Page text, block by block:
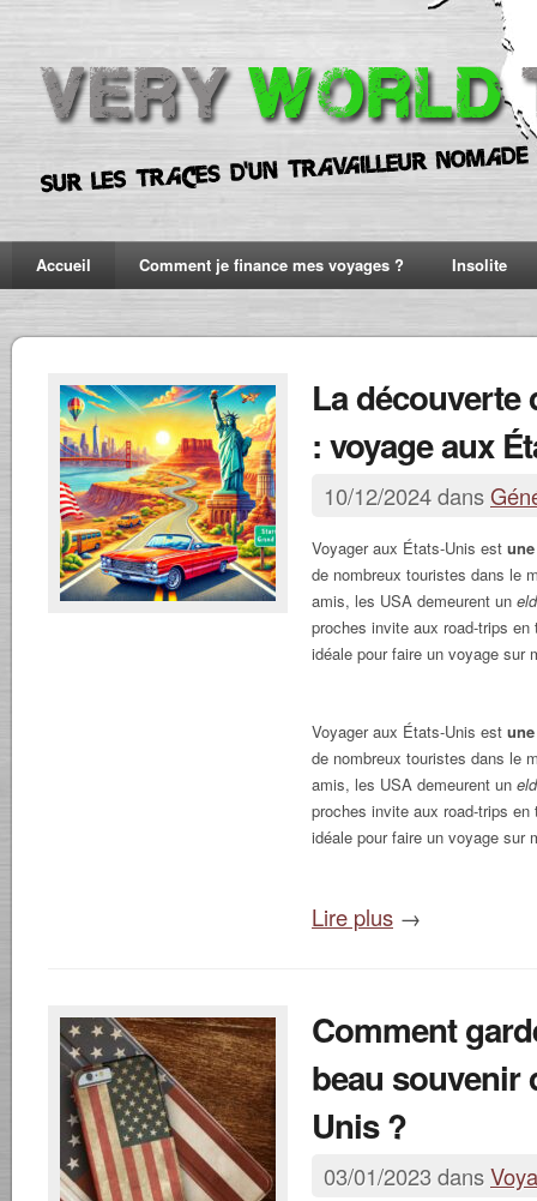
Accueil Comment je finance mes voyages ? Insolite
La découverte
: voyage aux
10/12/2024 dans
Voyager aux États-Unis est
de nombreux touristes dans le
amis, les USA demeurent un
proches invite aux road-trips
idéale pour faire un voyage sur
Voyager aux États-Unis est
de nombreux touristes dans le
amis, les USA demeurent un
proches invite aux road-trips
idéale pour faire un voyage sur
Lire plus →
Comment
beau souvenir
Unis ?
03/01/2023 dans